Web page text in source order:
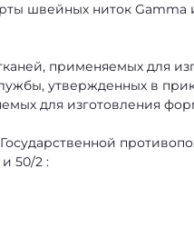
швейных ниток Gamma
применяемых для
утвержденных в
для изготовления
50/2 :